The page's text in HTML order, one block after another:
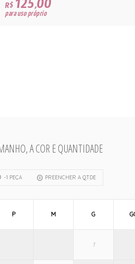
R$125,00
para uso próprio
A COR E QUANTIDADE
-1 PEÇA PREENCHER A QTDE
P M G